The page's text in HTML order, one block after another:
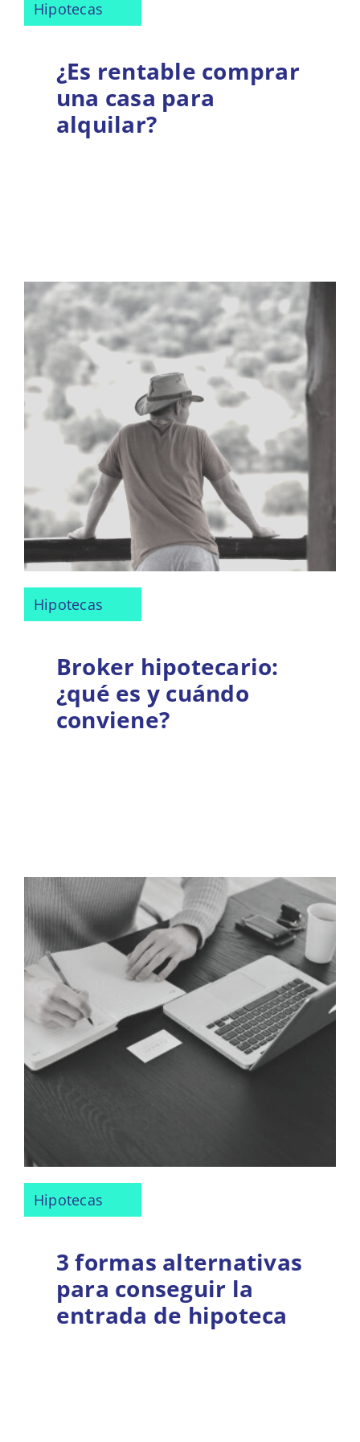
Hipotecas
¿Es rentable comprar
una casa para
alquilar?
Hipotecas
Broker hipotecario:
¿qué es y cuándo
conviene?
Hipotecas
3 formas alternativas
para conseguir la
entrada de hipoteca